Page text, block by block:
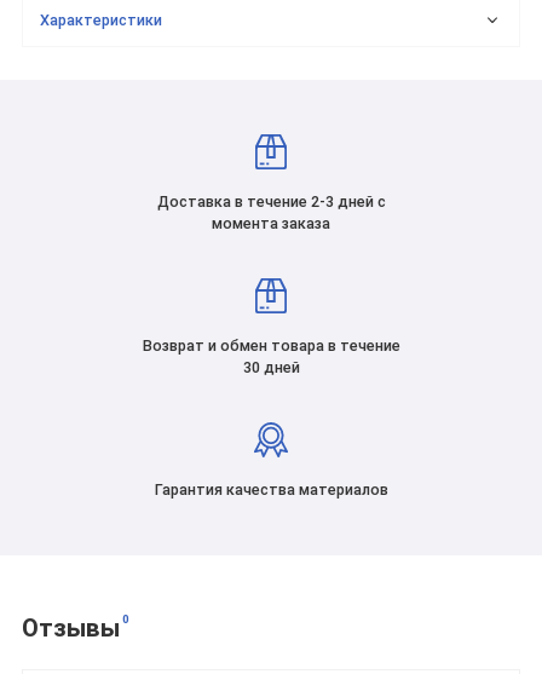
Характеристики
Доставка в течение 2-3 дней с
момента заказа
Возврат и обмен товара в течение
30 дней
Гарантия качества материалов
Отзывы 0